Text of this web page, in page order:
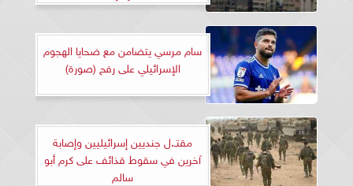
سام مرسي يتضامن مع ضحايا الهجوم
الإسرائيلي على رفح (صورة)
مقتـ.ل جنديين إسرائيليين وإصابة
آخرين في سقوط قذائف على كرم أبو
سالم